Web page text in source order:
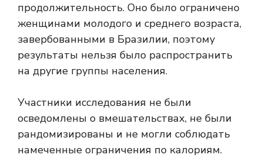
продолжительность. Оно было ограничено
женщинами молодого и среднего возраста,
завербованными в Бразилии, поэтому
результаты нельзя было распространить
на другие группы населения.
Участники исследования не были
осведомлены о вмешательствах, не были
рандомизированы и не могли соблюдать
намеченные ограничения по калориям.